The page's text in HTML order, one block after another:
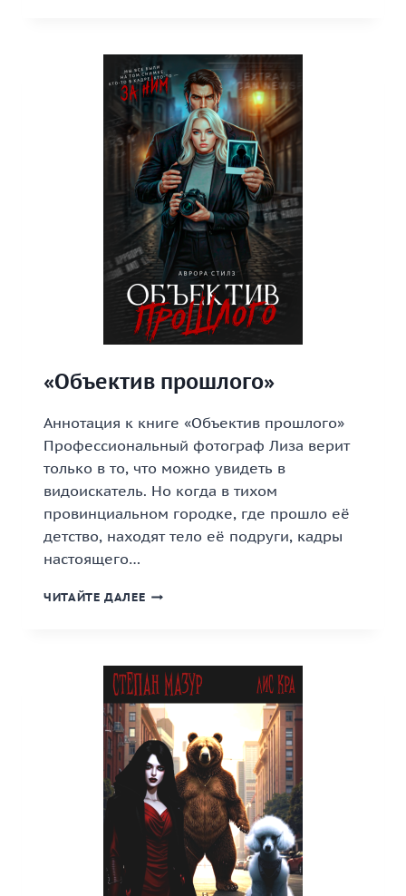
«Объектив прошлого»
Аннотация к книге «Объектив прошлого»
Профессиональный фотограф Лиза верит
только в то, что можно увидеть в
видоискатель. Но когда в тихом
провинциальном городке, где прошло её
детство, находят тело её подруги, кадры
настоящего…
ЧИТАЙТЕ ДАЛЕЕ «ОБЪЕКТИВ